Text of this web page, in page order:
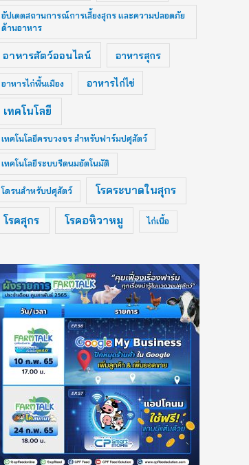
อัปเดตสถานการณ์การเลี้ยงสุกร และความปลอดภัย
ด้านอาหาร
อาหารสัตว์ออนไลน์ อาหารสุกร
อาหารไก่พื้นเมือง อาหารไก่ไข่
เทคโนโลยี
เทคโนโลยีครบวงจร สำหรับฟาร์มปศุสัตว์
เทคโนโลยีระบบรีดนมอัตโนมัติ
โดรนสำหรับปศุสัตว์ โรคระบาดในสุกร
โรคสุกร โรคอหิวาหมู ไก่เนื้อ